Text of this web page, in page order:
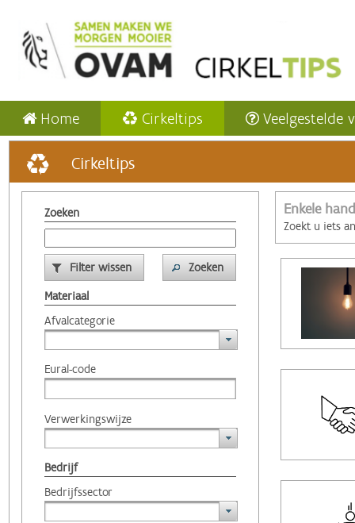
Home Cirkeltips Veelgestelde
Cirkeltips
Zoeken
Filter wissen
Zoeken
Materiaal
Afvalcategorie
Eural-code
Verwerkingswijze
Bedrijf
Bedrijfssector
Enkele
Zoekt u iets